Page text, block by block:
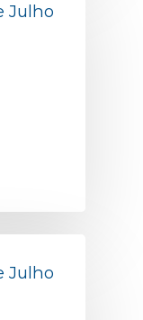
Julho
Julho